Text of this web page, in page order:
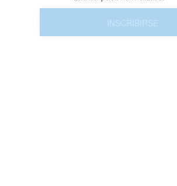
INSCRIBIRSE